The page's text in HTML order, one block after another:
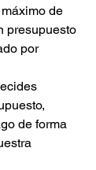
de
presupuesto
por
de forma